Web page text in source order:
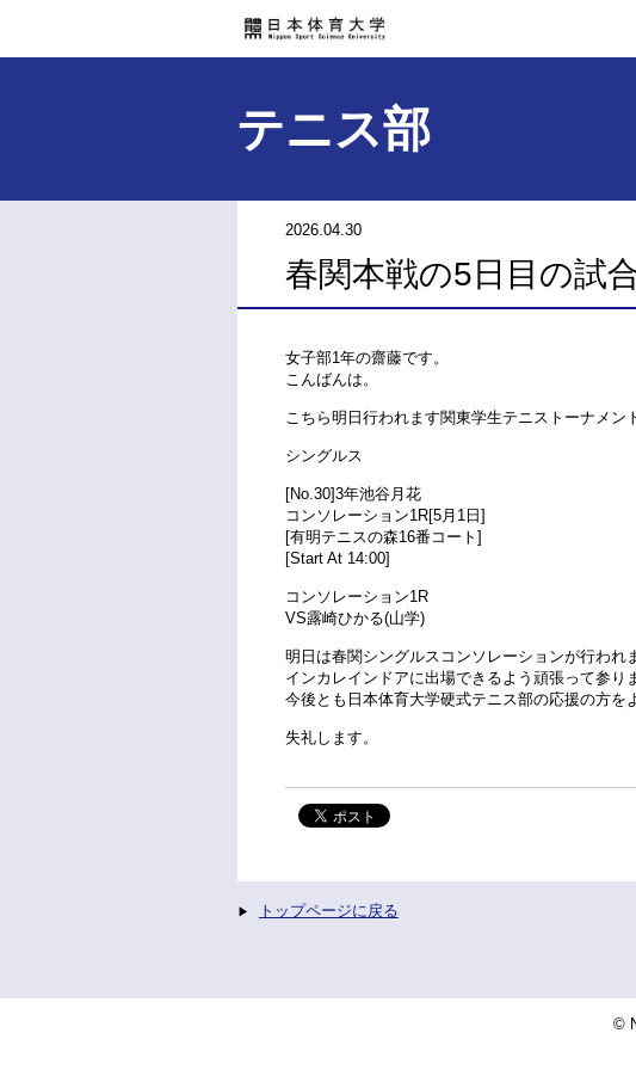
テニス部
2026.04.30
春関本戦の5日目の試
女子部1年の齋藤です。
こんばんは。
こちら明日行われます関東学生テニストーナメン
シングルス
[No.30]3年池谷月花
コンソレーション1R[5月1日]
[有明テニスの森16番コート]
[Start At 14:00]
コンソレーション1R
VS露崎ひかる(山学)
明日は春関シングルスコンソレーションが行われ
インカレインドアに出場できるよう頑張って参り
今後とも日本体育大学硬式テニス部の応援の方を
失礼します。
トップページに戻る
©